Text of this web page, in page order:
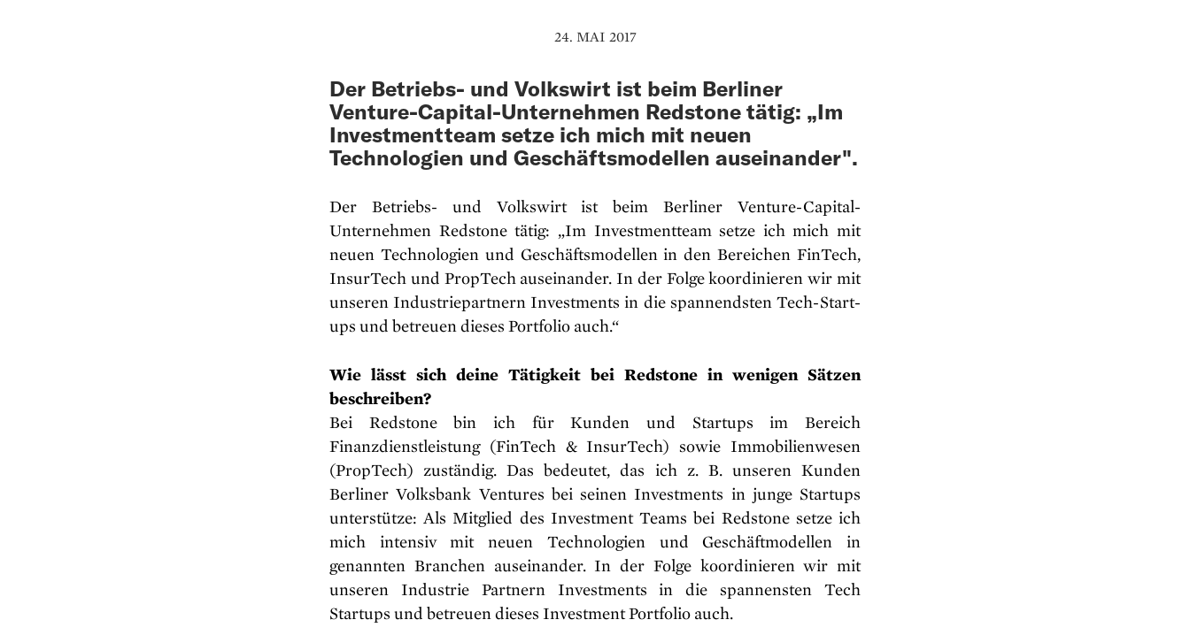
24. MAI 2017
Der Betriebs- und Volkswirt ist beim Berliner
Venture-Capital-Unternehmen Redstone tätig: „Im
Investmentteam setze ich mich mit neuen
Technologien und Geschäftsmodellen auseinander".
Der Betriebs- und Volkswirt ist beim Berliner Venture-Capital-
Unternehmen Redstone tätig: „Im Investmentteam setze ich mich mit
neuen Technologien und Geschäftsmodellen in den Bereichen FinTech,
InsurTech und PropTech auseinander. In der Folge koordinieren wir mit
unseren Industriepartnern Investments in die spannendsten Tech-Start-
ups und betreuen dieses Portfolio auch.“
Wie lässt sich deine Tätigkeit bei Redstone in wenigen Sätzen
beschreiben?
Bei Redstone bin ich für Kunden und Startups im Bereich
Finanzdienstleistung (FinTech & InsurTech) sowie Immobilienwesen
(PropTech) zuständig. Das bedeutet, das ich z. B. unseren Kunden
Berliner Volksbank Ventures bei seinen Investments in junge Startups
unterstütze: Als Mitglied des Investment Teams bei Redstone setze ich
mich intensiv mit neuen Technologien und Geschäftmodellen in
genannten Branchen auseinander. In der Folge koordinieren wir mit
unseren Industrie Partnern Investments in die spannensten Tech
Startups und betreuen dieses Investment Portfolio auch.